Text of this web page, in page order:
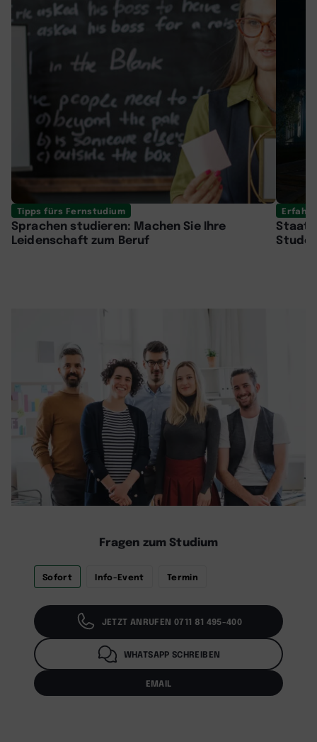
Tipps fürs Fernstudium
Sprachen studieren: Machen Sie Ihre
Leidenschaft zum Beruf
Fragen zum Studium
Sofort Info-Event Termin
JETZT ANRUFEN 0711 81 495-400
WHATSAPP SCHREIBEN
EMAIL